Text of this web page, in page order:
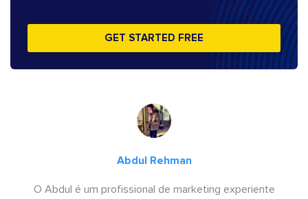
GET STARTED FREE
Abdul Rehman
O Abdul é um profissional de marketing experiente